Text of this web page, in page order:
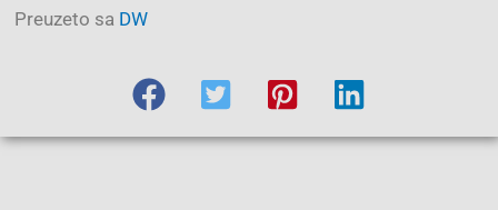
Preuzeto sa DW